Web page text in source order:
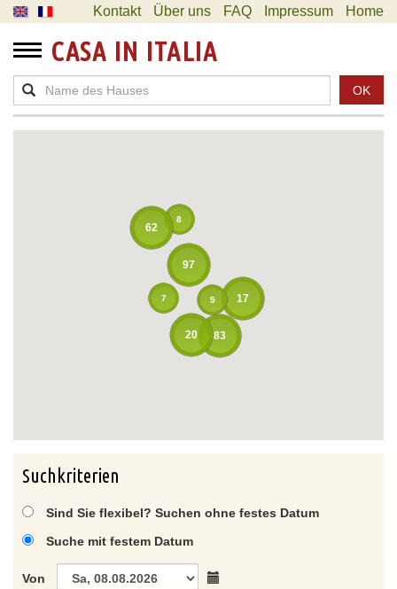
Kontakt Über uns FAQ Impressum Home
CASA IN ITALIA
OK
97
83
8
62
20
17
5
7
Suchkriterien
Sind Sie flexibel? Suchen ohne festes Datum
Suche mit festem Datum
Von